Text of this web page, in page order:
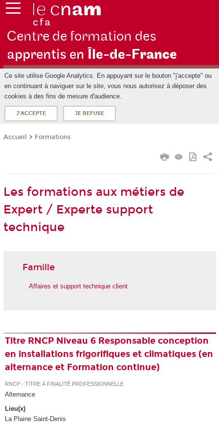
Centre de formation des
apprentis en Île-de-France
Ce site utilise Google Analytics. En appuyant sur le bouton "j'accepte" ou
en continuant à naviguer sur le site, vous nous autorisez à déposer des
cookies à des fins de mesure d'audience.
J'ACCEPTE JE REFUSE
Accueil Formations
Les formations aux métiers de
Expert / Experte support
technique
Famille
Affaires et support technique client
Titre RNCP Niveau 6 Responsable conception
en installations frigorifiques et climatiques (en
alternance et Formation continue)
RNCP - TITRE À FINALITÉ PROFESSIONNELLE
Alternance
Lieu(x)
La Plaine Saint-Denis